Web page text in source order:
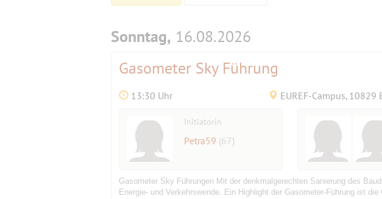
Sonntag, 16.08.2026
Gasometer Sky Führung
13:30 Uhr
Initiatorin
Petra59 (67)
Gasometer Sky Führungen Mit der denkmalgerechten Sanierung des
Energie- und Verkehrswende. Ein Highlight der Gasometer-Führung ist